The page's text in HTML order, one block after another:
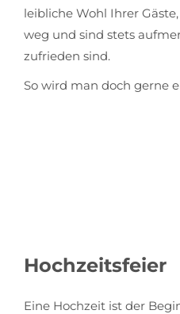
leibliche Wohl Ihrer
weg und sind stets
zufrieden sind.
So wird man doch gerne
Hochzeitsfeier
Eine Hochzeit ist der